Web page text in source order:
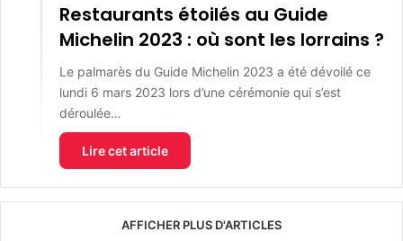
Restaurants étoilés au Guide
Michelin 2023 : où sont les lorrains ?
Le palmarès du Guide Michelin 2023 a été dévoilé ce
lundi 6 mars 2023 lors d’une cérémonie qui s’est
déroulée…
Lire cet article
AFFICHER PLUS D'ARTICLES